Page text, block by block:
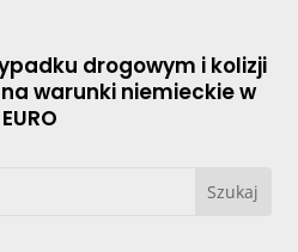
drogowym i kolizji
warunki niemieckie w
EURO